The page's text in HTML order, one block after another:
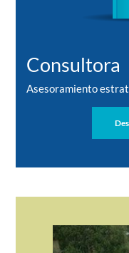
Consultora
Asesoramiento